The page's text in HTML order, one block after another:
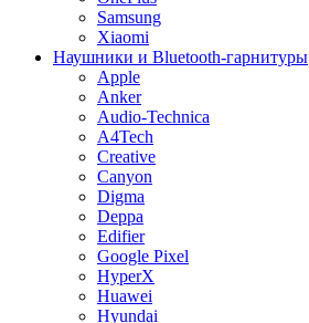
Samsung
Xiaomi
Наушники и Bluetooth-гарнитуры
Apple
Anker
Audio-Technica
A4Tech
Creative
Canyon
Digma
Deppa
Edifier
Google Pixel
HyperX
Huawei
Hyundai